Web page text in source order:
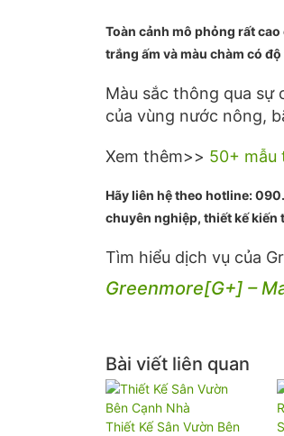
Toàn cảnh mô phỏng rất
trắng ấm và màu chàm có
Màu sắc thông qua sự
của vùng nước nông,
Xem thêm>> 50+ mẫu
Hãy liên hệ theo hotline:
chuyên nghiệp, thiết kế
Tìm hiểu dịch vụ của
Greenmore[G+] –
Bài viết liên quan
Thiết Kế Sân Vườn Bên